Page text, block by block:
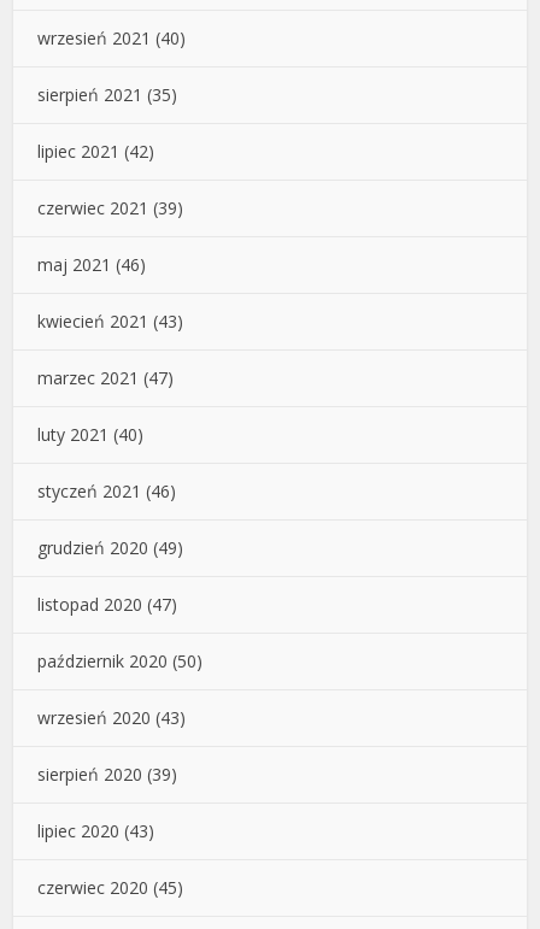
wrzesień 2021 (40)
sierpień 2021 (35)
lipiec 2021 (42)
czerwiec 2021 (39)
maj 2021 (46)
kwiecień 2021 (43)
marzec 2021 (47)
luty 2021 (40)
styczeń 2021 (46)
grudzień 2020 (49)
listopad 2020 (47)
październik 2020 (50)
wrzesień 2020 (43)
sierpień 2020 (39)
lipiec 2020 (43)
czerwiec 2020 (45)